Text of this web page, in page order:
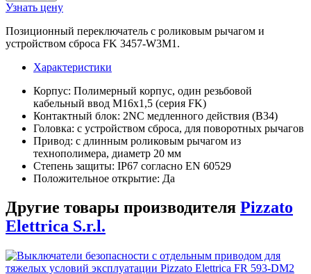
Узнать цену
Позиционный переключатель с роликовым рычагом и
устройством сброса FK 3457-W3M1.
Характеристики
Корпус: Полимерный корпус, один резьбовой
кабельный ввод M16x1,5 (серия FK)
Контактный блок: 2NC медленного действия (B34)
Головка: с устройством сброса, для поворотных рычагов
Привод: с длинным роликовым рычагом из
технополимера, диаметр 20 мм
Степень защиты: IP67 согласно EN 60529
Положительное открытие: Да
Другие товары производителя Pizzato
Elettrica S.r.l.